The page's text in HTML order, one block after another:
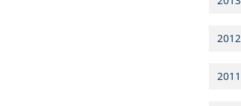
2012
2011